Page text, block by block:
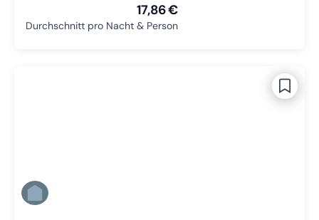
17,86 €
Durchschnitt pro Nacht & Person